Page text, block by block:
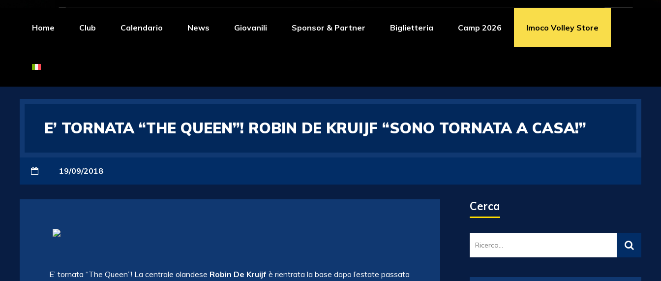
Home Club Calendario News Giovanili Sponsor & Partner Biglietteria Camp 2026 Imoco Volley Store
E’ TORNATA “THE QUEEN”! ROBIN DE KRUIJF “SONO TORNATA A CASA!”
19/09/2018
E’ tornata “The Queen”! La centrale olandese Robin De Kruijf è rientrata la base dopo l’estate passata
Cerca